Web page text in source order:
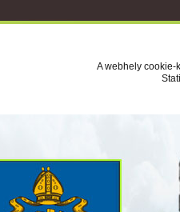
A webhely cookie-